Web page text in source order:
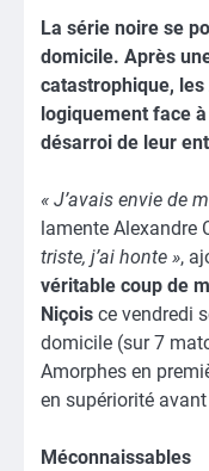
La série noire se
domicile. Après
catastrophique, les
logiquement face
désarroi de leur
« J’avais envie de
lamente Alexandre
triste, j’ai honte »,
véritable coup de
Niçois ce vendredi
domicile (sur 7
Amorphes en
en supériorité
Méconnaissables